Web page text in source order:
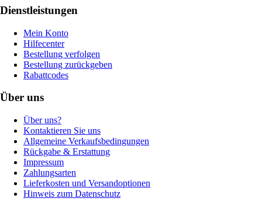
Dienstleistungen
Mein Konto
Hilfecenter
Bestellung verfolgen
Bestellung zurückgeben
Rabattcodes
Über uns
Über uns?
Kontaktieren Sie uns
Allgemeine Verkaufsbedingungen
Rückgabe & Erstattung
Impressum
Zahlungsarten
Lieferkosten und Versandoptionen
Hinweis zum Datenschutz